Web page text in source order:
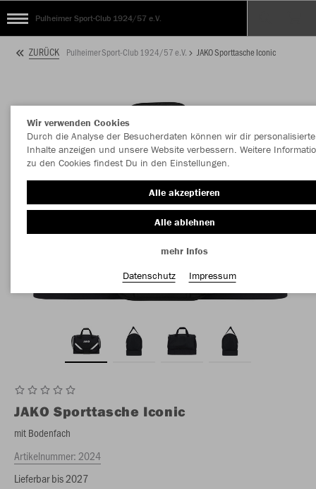
Pulheimer Sport-Club 1924/57 e.V.
ZURÜCK Pulheimer Sport-Club 1924/57 e.V. JAKO Sporttasche Iconic
JAKO Sporttasche Iconic
mit Bodenfach
Artikelnummer: 2024
Lieferbar bis 2027
Wir verwenden Cookies
Durch die Analyse der Besucherdaten können wir dir personalisierte
Inhalte anzeigen und unsere Website verbessern. Weitere
zu den Cookies findest Du in den Einstellungen.
Alle akzeptieren
Alle ablehnen
mehr Infos
Datenschutz
Impressum